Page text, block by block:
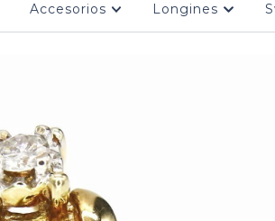
Accesorios Longines